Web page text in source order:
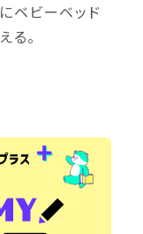
ベビーベッド
る。